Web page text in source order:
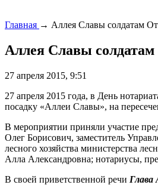
Главная → Аллея Славы солдатам
Аллея Славы солдатам
27 апреля 2015, 9:51
27 апреля 2015 года, в День
посадку «Аллеи Славы», на
В мероприятии приняли участие
Олег Борисович, заместитель
лесного хозяйства министерства
Алла Александровна; нотариусы,
В своей приветственной речи